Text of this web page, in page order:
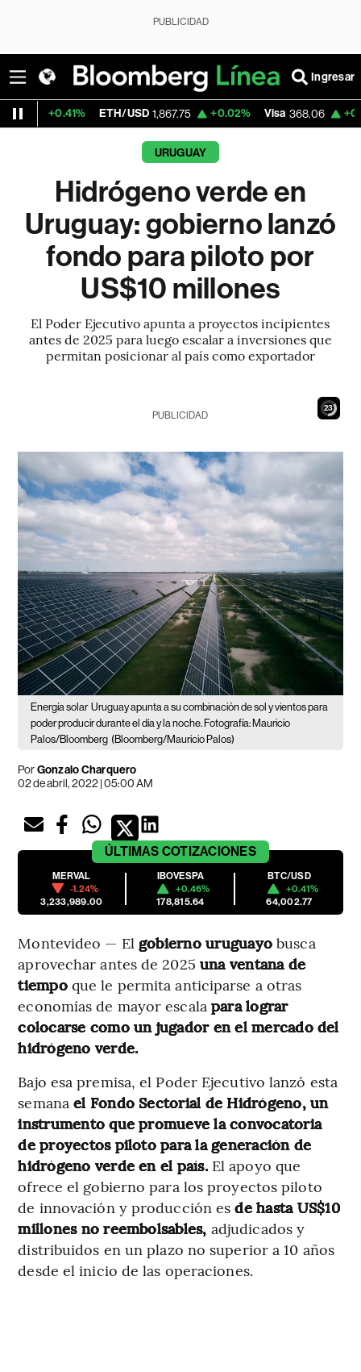
PUBLICIDAD
Ingresar
ETH/USD 1,867.75 +0.02% Visa 368.06 +0.65%
URUGUAY
Hidrógeno verde en
Uruguay: gobierno lanzó
fondo para piloto por
US$10 millones
El Poder Ejecutivo apunta a proyectos incipientes
antes de 2025 para luego escalar a inversiones que
permitan posicionar al país como exportador
21
PUBLICIDAD
Energía solar Uruguay apunta a su combinación de sol y vientos para
poder producir durante el día y la noche. Fotografía: Mauricio
Palos/Bloomberg (Bloomberg/Mauricio Palos)
PorGonzalo Charquero
02 de abril, 2022 | 05:00 AM
ÚLTIMAS COTIZACIONES
MERVAL
-1.24%
3,233,989.00
IBOVESPA
+0.46%
178,815.64
BTC/USD
+0.41%
64,002.77
Montevideo — El gobierno uruguayo busca
aprovechar antes de 2025 una ventana de
tiempoque le permita anticiparse a otras
economías de mayor escala para lograr
colocarse como un jugador en el mercado del
hidrógeno verde.
Bajo esa premisa, el Poder Ejecutivo lanzó esta
semanael Fondo Sectorial de Hidrógeno, un
instrumento que promueve la convocatoria
de proyectos piloto para la generación de
hidrógeno verde en el país.El apoyo que
ofrece el gobierno para los proyectos piloto
de innovación y producción esde hasta US$10
millones no reembolsables, adjudicados y
distribuidos en un plazo no superior a 10 años
desde el inicio de las operaciones.